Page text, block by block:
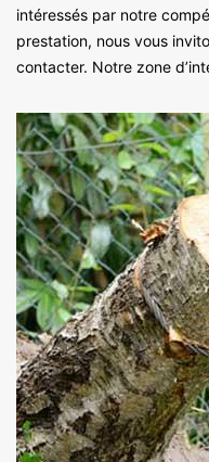
intéressés par notre
prestation, nous vous
contacter. Notre zone